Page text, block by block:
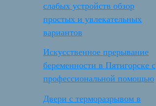
слабых устройств обзор
простых и увлекательных
вариантов
Искусственное прерывание
беременности в Пятигорске с
профессиональной помощью
Двери с терморазрывом в